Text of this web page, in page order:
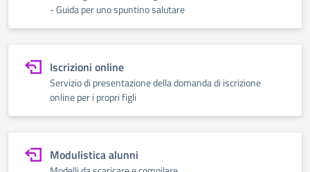
- Guida per uno spuntino salutare
Iscrizioni online
Servizio di presentazione della domanda di iscrizione
online per i propri figli
Modulistica alunni